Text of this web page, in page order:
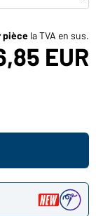
pièce la TVA en sus.
EUR